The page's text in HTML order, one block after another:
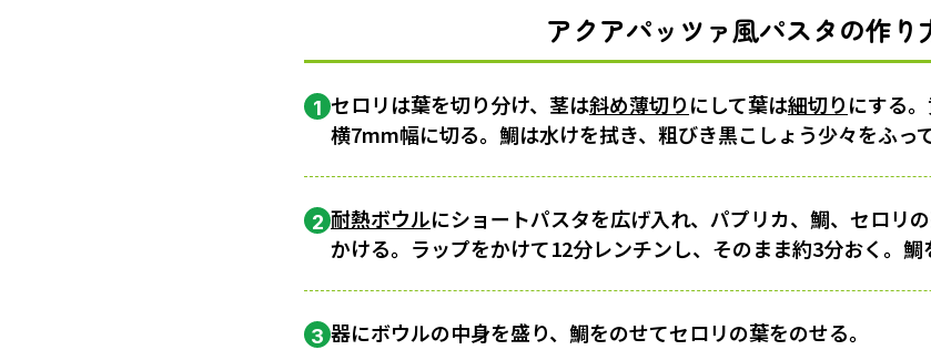
アクアパッツァ風パスタの作り
1 セロリは葉を切り分け、茎は斜め薄切りにして葉は細切りにする
横7mm幅に切る。鯛は水けを拭き、粗びき黒こしょう少々をふっ
2 耐熱ボウルにショートパスタを広げ入れ、パプリカ、鯛、セロリ
かける。ラップをかけて12分レンチンし、そのまま約3分おく。鯛
3 器にボウルの中身を盛り、鯛をのせてセロリの葉をのせる。